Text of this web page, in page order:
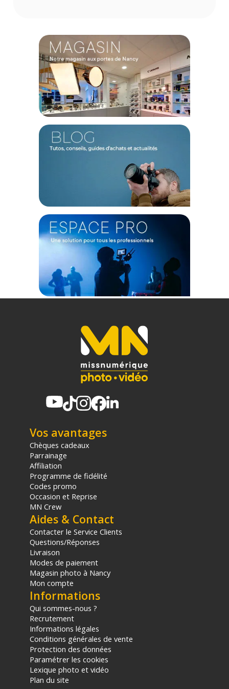
Ses trois niveaux d'intensité réglables (1, 1/2 et 1/3) offrent
la flexibilité nécessaire pour doser l'éclairage selon la
situation. Sa double connectivité — via la griffe flash
universelle ou le port PC Sync garantit une compatibilité
totale avec la quasi-totalité des appareils photo argentiques
et numériques du marché.
Caractéristiques du flash compact Keks KF01 Noir
Marque : Keks
Modèle : KF01 Flash
Finition : Chrome satiné Noir
Niveaux de puissance : 3 (1, 1/2, 1/3)
Temps de recyclage : 1,5 à 8 secondes
Autonomie : Plus de 300 déclenchements
Alimentation : 2x piles AAA (non incluses)
Connectivité : Griffe standard (Hot shoe) et port PC Sync
Matériau du châssis : Aluminium
Dimensions : 57 x 22 x 67 mm
CONTENU DU CARTON
1x Flash Keks KF01 Noir
Code EAN Keks flash compact - Noir - Flash cobra - Achat et
(1) Offre valable jusqu'au 31 Décembre 2030 à partir de 49 euros
relais situé en France continentale uniquement, valable uniquement
sur les produits de moins de 1m et moins de 20Kg.
sur le prix TTC en €, les points seront effectivement calculés dans le
panier.Vos avantages
Chèques cadeaux
Parrainage
Affiliation
Programme de fidélité
Codes promo
Occasion et Reprise
MN Crew
Aides & Contact
Contacter le Service Clients
Questions/Réponses
Livraison
Modes de paiement
Magasin photo à Nancy
Mon compte
Informations
Qui sommes-nous ?
Recrutement
Informations légales
Conditions générales de vente
Protection des données
Paramétrer les cookies
Lexique photo et vidéo
Plan du site